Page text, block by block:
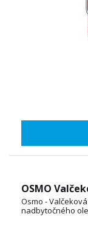
OSMO
Osmo -
nadbytočného